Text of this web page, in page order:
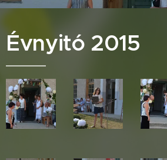
Évnyitó 2015